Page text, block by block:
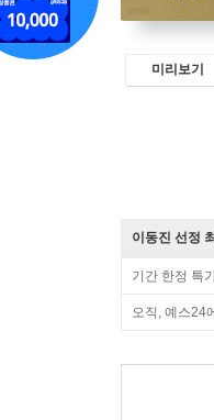
미리보기
이동진 선정
기간 한정 특
오직, 예스24